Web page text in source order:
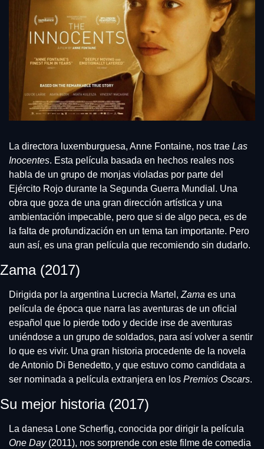
La directora luxemburguesa, Anne Fontaine, nos trae Las
Inocentes. Esta película basada en hechos reales nos
habla de un grupo de monjas violadas por parte del
Ejército Rojo durante la Segunda Guerra Mundial. Una
obra que goza de una gran dirección artística y una
ambientación impecable, pero que si de algo peca, es de
la falta de profundización en un tema tan importante. Pero
aun así, es una gran película que recomiendo sin dudarlo.
Zama (2017)
Dirigida por la argentina Lucrecia Martel, Zama es una
película de época que narra las aventuras de un oficial
español que lo pierde todo y decide irse de aventuras
uniéndose a un grupo de soldados, para así volver a sentir
lo que es vivir. Una gran historia procedente de la novela
de Antonio Di Benedetto, y que estuvo como candidata a
ser nominada a película extranjera en los Premios Oscars.
Su mejor historia (2017)
One Day (2011), nos sorprende con este filme de comedia